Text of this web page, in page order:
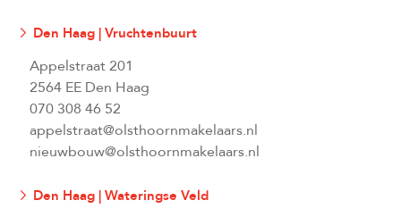
Den Haag | Vruchtenbuurt
Appelstraat 201
2564 EE Den Haag
070 308 46 52
appelstraat@olsthoornmakelaars.nl
nieuwbouw@olsthoornmakelaars.nl
Den Haag | Wateringse Veld